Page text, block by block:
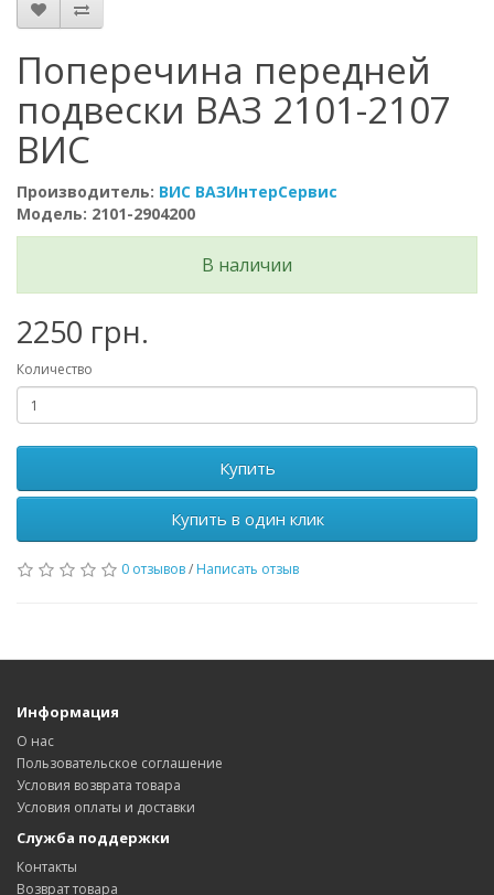
Поперечина передней
подвески ВАЗ 2101-2107
ВИС
Производитель: ВИС ВАЗИнтерСервис
Модель: 2101-2904200
В наличии
2250 грн.
Количество
Купить
Купить в один клик
0 отзывов/ Написать отзыв
Информация
О нас
Пользовательское соглашение
Условия возврата товара
Условия оплаты и доставки
Служба поддержки
Контакты
Возврат товара